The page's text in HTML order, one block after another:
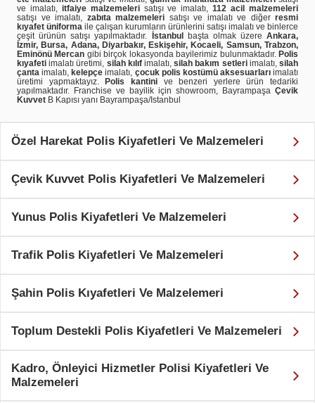
ve imalatı, itfaiye malzemelerisatışı ve imalatı,112 acil malzemeleri
satışı ve imalatı, zabıta malzemeleri satışı ve imalatı ve diğer resmi
kıyafet üniforma ile çalışan kurumların ürünlerini satışı imalatı ve binlerce
çeşit ürünün satışı yapılmaktadır.
İstanbul başta olmak üzere Ankara,
İzmir, Bursa, Adana, Diyarbakır, Eskişehir, Kocaeli, Samsun, Trabzon,
Eminönü Mercan gibi birçok lokasyonda bayilerimiz bulunmaktadır. Polis
kıyafeti imalatı üretimi, silah kılıfimalatı,silah bakım setleriimalatı,silah
çanta imalatı, kelepçe imalatı, çocuk polis kostümü aksesuarlarıimalatı
üretimi yapmaktayız.
Polis kantinive benzeri yerlere ürün tedariki
yapılmaktadır. Franchise ve bayilik için showroom, Bayrampaşa Çevik
Kuvvet B Kapısı yanı Bayrampaşa/Istanbul
Özel Harekat Polis Kiyafetleri Ve Malzemeleri
Çevik Kuvvet Polis Kiyafetleri Ve Malzemeleri
Yunus Polis Kiyafetleri Ve Malzemeleri
Trafik Polis Kiyafetleri Ve Malzemeleri
Şahin Polis Kıyafetleri Ve Malzelemeri
Toplum Destekli Polis Kiyafetleri Ve Malzemeleri
Kadro, Önleyici Hizmetler Polisi Kiyafetleri Ve
Malzemeleri